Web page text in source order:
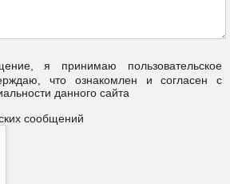
я принимаю пользовательское
что ознакомлен и согласен с
данного сайта
сообщений